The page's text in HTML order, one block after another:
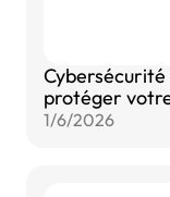
protéger
1/6/2026